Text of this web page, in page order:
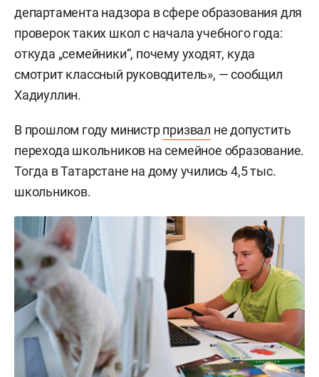
департамента надзора в сфере образования для
проверок таких школ с начала учебного года:
откуда „семейники“, почему уходят, куда
смотрит классный руководитель», — сообщил
Хадиуллин.
В прошлом году министрпризвал не допустить
перехода школьников на семейное образование.
Тогда в Татарстане на дому учились 4,5 тыс.
школьников.